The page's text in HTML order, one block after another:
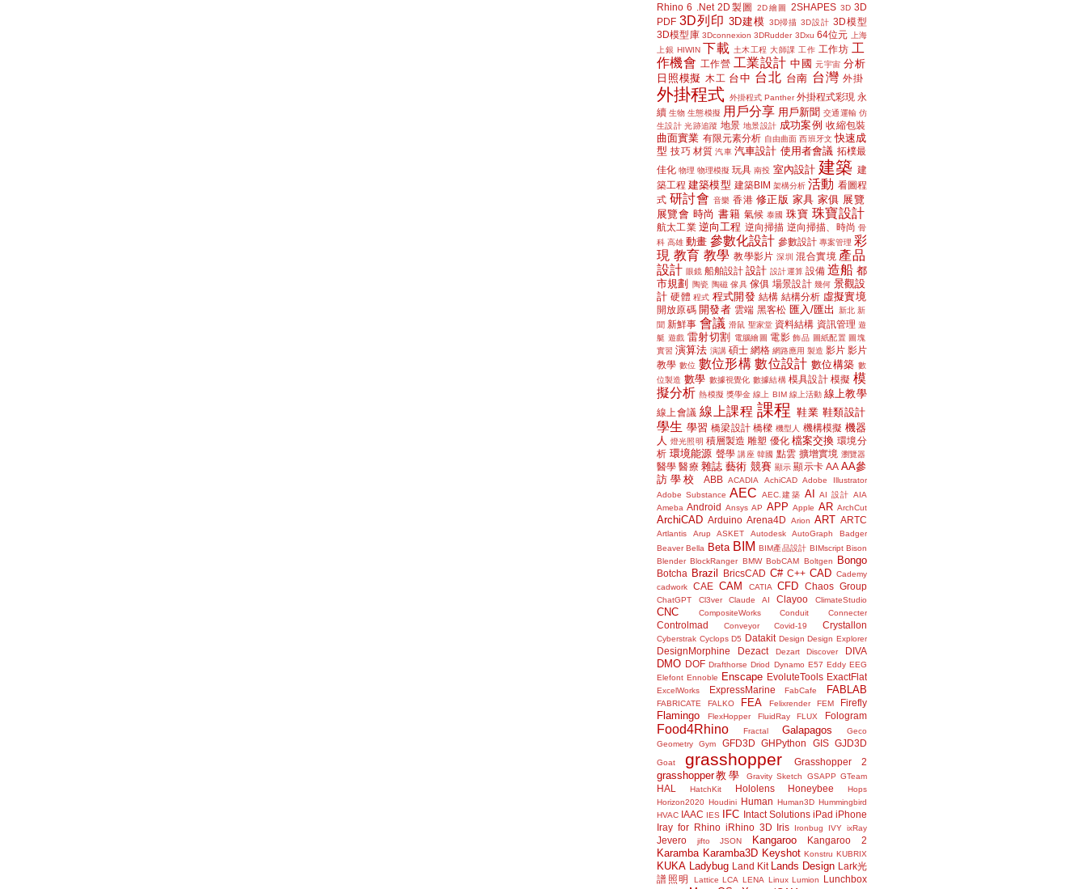
Rhino 6
.Net 2D製圖 2D繪圖 2SHAPES 3D 3D
PDF 3D列印 3D建模 3D掃描 3D設計 3D模型
3D模型庫 3Dconnexion 3DRudder 3Dxu 64位元
上海
上銀 HIWIN 下載 土木工程 大師課 工作 工作坊 工
作機會 工作營 工業設計 中國 元宇宙 分析
日照模擬
木工 台中 台北 台南 台灣 外掛
外掛程式 外掛程式 Panther 外掛程式彩現 永
續 生物 生態模擬 用戶分享 用戶新聞 交通運輸 仿
生設計 光跡追蹤 地景 地景設計 成功案例 收縮包裝
曲面實業 有限元素分析 自由曲面 西班牙文 快速成
型 技巧 材質 汽車 汽車設計 使用者會議 拓樸最
佳化 物理 物理模擬 玩具 南投 室內設計 建築 建
築工程 建築模型 建築BIM 架構分析 活動 看圖程
式 研討會 音樂 香港 修正版 家具 家俱 展覽
展覽會 時尚 書籍 氣候 泰國 珠寶 珠寶設計
航太工業 逆向工程 逆向掃描 逆向掃描、時尚 骨
科 高雄 動畫 參數化設計 參數設計 專案管理 彩
現 教育 教學 教學影片 深圳 混合實境 產品
設計 眼鏡 船舶設計 設計 設計運算 設備 造船 都
市規劃 陶瓷 陶磁 傢具 傢俱 場景設計 幾何 景觀設
計 硬體 程式 程式開發 結構 結構分析 虛擬實境
開放原碼 開發者 雲端 黑客松 匯入/匯出 新北 新
聞 新鮮事 會議 滑鼠 聖家堂 資料結構 資訊管理 遊
艇 遊戲 雷射切割 電腦繪圖 電影 飾品 圖紙配置 圖塊
實習 演算法 演講 碩士 網格 網路應用 製造 影片 影片
教學 數位 數位形構 數位設計 數位構築 數
位製造 數學 數據視覺化 數據結構 模具設計 模擬 模
擬分析 熱模擬 獎學金 線上 BIM 線上活動 線上教學
線上會議 線上課程 課程 鞋業 鞋類設計
學生 學習 橋梁設計 橋樑 機型人 機構模擬 機器
人
燈光照明 積層製造 雕塑 優化 檔案交換 環境分
析 環境能源 聲學 講座 韓國 點雲 擴增實境 瀏覽器
醫學 醫療 雜誌 藝術 競賽 顯示 顯示卡 AA AA參
訪學校
ABB ACADIA AchiCAD
Adobe Illustrator
Adobe Substance AEC AEC.建築 AI AI 設計 AIA
Ameba Android Ansys AP APP Apple AR ArchCut
ArchiCAD Arduino Arena4D Arion ART ARTC
Artlantis Arup ASKET Autodesk AutoGraph
Badger
Beaver Bella Beta BIM BIM產品設計 BIMscript Bison
Blender BlockRanger BMW BobCAM Boltgen Bongo
Botcha Brazil BricsCAD C# C++ CAD Cademy
cadwork
CAE CAM CATIA CFD Chaos Group
ChatGPT Cl3ver Claude AI Clayoo ClimateStudio
CNC CompositeWorks Conduit Connecter
Controlmad Conveyor Covid-19 Crystallon
Cyberstrak Cyclops D5 Datakit Design Design Explorer
DesignMorphine Dezact Dezart Discover DIVA
DMO DOF Drafthorse Driod Dynamo E57 Eddy EEG
Elefont Ennoble Enscape EvoluteTools ExactFlat
ExcelWorks ExpressMarine FabCafe FABLAB
FABRICATE FALKO FEA Felixrender FEM Firefly
Flamingo FlexHopper FluidRay FLUX Fologram
Food4Rhino Fractal Galapagos
Geco
Geometry Gym
GFD3D GHPython GIS GJD3D
Goat grasshopper Grasshopper 2
grasshopper教學 Gravity Sketch GSAPP GTeam
HAL HatchKit Hololens Honeybee
Hops
Horizon2020 Houdini Human Human3D Hummingbird
HVAC IAAC IES IFC Intact Solutions iPad iPhone
Iray for Rhino iRhino 3D Iris Ironbug IVY ixRay
Jevero jifto JSON Kangaroo Kangaroo 2
Karamba Karamba3D Keyshot Konstru KUBRIX
KUKA Ladybug Land Kit Lands Design Lark光
譜照明
Lattice LCA LENA Linux Lumion Lunchbox